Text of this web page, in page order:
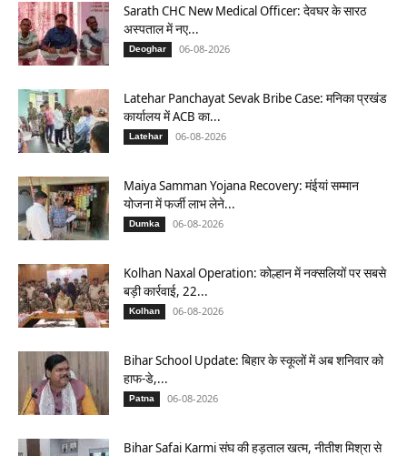
Sarath CHC New Medical Officer: देवघर के सारठ
अस्पताल में नए...
Deoghar 06-08-2026
Latehar Panchayat Sevak Bribe Case: मनिका प्रखंड
कार्यालय में ACB का...
Latehar 06-08-2026
Maiya Samman Yojana Recovery: मंईयां सम्मान
योजना में फर्जी लाभ लेने...
Dumka 06-08-2026
Kolhan Naxal Operation: कोल्हान में नक्सलियों पर सबसे
बड़ी कार्रवाई, 22...
Kolhan 06-08-2026
Bihar School Update: बिहार के स्कूलों में अब शनिवार को
हाफ-डे,...
Patna 06-08-2026
Bihar Safai Karmi संघ की हड़ताल खत्म, नीतीश मिश्रा से